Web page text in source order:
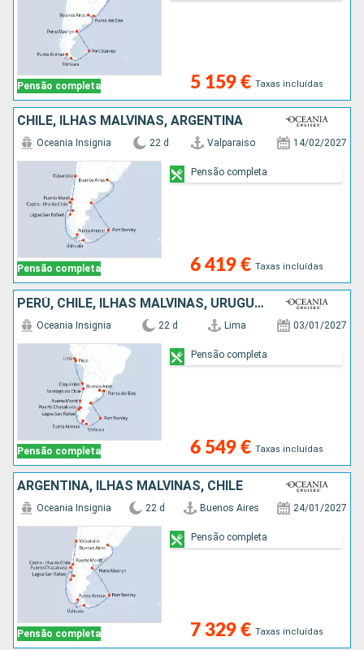
Pensão completa 5 159 € Taxas incluídas
CHILE, ILHAS MALVINAS, ARGENTINA
Pensão completa
Oceania Insignia 22 d Valparaiso 14/02/2027
6 419 € Taxas incluídas
Pensão completa
PERÚ, CHILE, ILHAS MALVINAS, URUGUAI, ARGENTINA
Pensão completa
Oceania Insignia 22 d Lima 03/01/2027
6 549 € Taxas incluídas
Pensão completa
ARGENTINA, ILHAS MALVINAS, CHILE
Pensão completa
Oceania Insignia 22 d Buenos Aires 24/01/2027
7 329 € Taxas incluídas
Pensão completa